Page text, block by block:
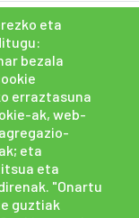
eta
bezala
erraztasuna
ak, web-
eta
eta
"Onartu
guztiak